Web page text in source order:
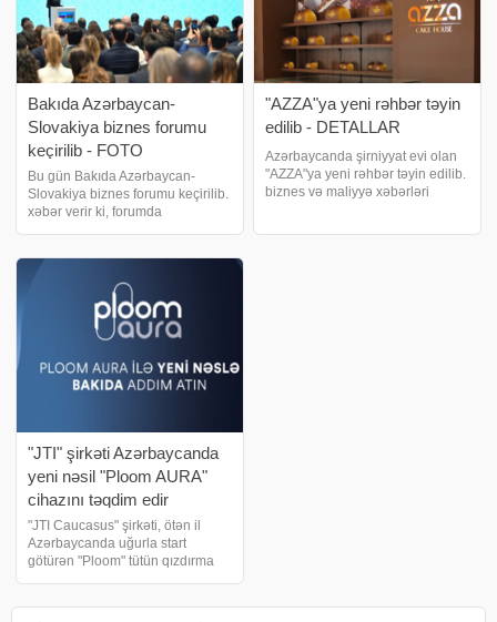
Bakıda Azərbaycan-
Slovakiya biznes forumu
keçirilib - FOTO
Bu gün Bakıda Azərbaycan-
Slovakiya biznes forumu keçirilib.
xəbər verir ki, forumda
nazirinin müavini, iqtisadiyyat
naziri Denisa Sakova iştirak
ediblər. Forum çərçivəsind
"AZZA"ya yeni rəhbər təyin
edilib - DETALLAR
Azərbaycanda şirniyyat evi olan
"AZZA"ya yeni rəhbər təyin edilib.
biznes və maliyyə xəbərləri
"JTI" şirkəti Azərbaycanda
yeni nəsil "Ploom AURA"
cihazını təqdim edir
"JTI Caucasus" şirkəti, ötən il
Azərbaycanda uğurla start
götürən "Ploom" tütün qızdırma